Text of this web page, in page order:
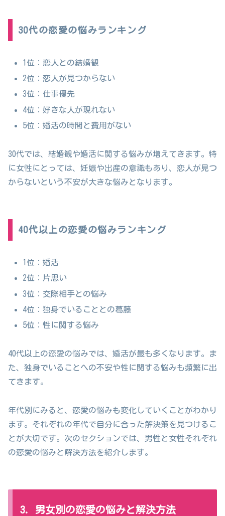
30代の恋愛の悩みランキング
1位：恋人との結婚観
2位：恋人が見つからない
3位：仕事優先
4位：好きな人が現れない
5位：婚活の時間と費用がない
30代では、結婚観や婚活に関する悩みが増えてきます。特
に女性にとっては、妊娠や出産の意識もあり、恋人が見つ
からないという不安が大きな悩みとなります。
40代以上の恋愛の悩みランキング
1位：婚活
2位：片思い
3位：交際相手との悩み
4位：独身でいることとの葛藤
5位：性に関する悩み
40代以上の恋愛の悩みでは、婚活が最も多くなります。ま
た、独身でいることへの不安や性に関する悩みも頻繁に出
てきます。
年代別にみると、恋愛の悩みも変化していくことがわかり
ます。それぞれの年代で自分に合った解決策を見つけるこ
とが大切です。次のセクションでは、男性と女性それぞれ
の恋愛の悩みと解決方法を紹介します。
3. 男女別の恋愛の悩みと解決方法